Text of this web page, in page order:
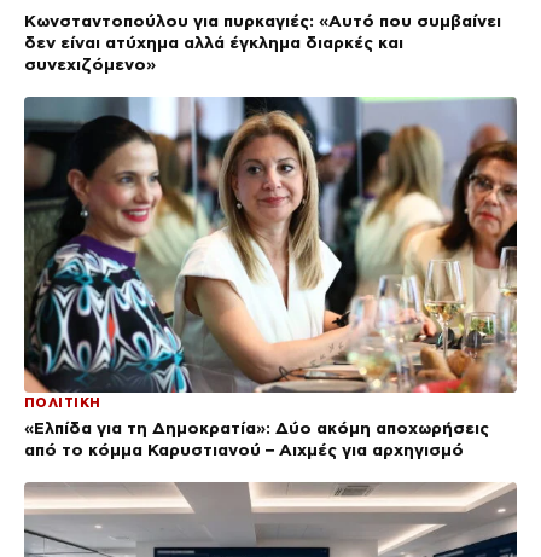
Κωνσταντοπούλου για πυρκαγιές: «Αυτό που συμβαίνει
δεν είναι ατύχημα αλλά έγκλημα διαρκές και
συνεχιζόμενο»
ΠΟΛΙΤΙΚΗ
«Ελπίδα για τη Δημοκρατία»: Δύο ακόμη αποχωρήσεις
από το κόμμα Καρυστιανού – Αιχμές για αρχηγισμό